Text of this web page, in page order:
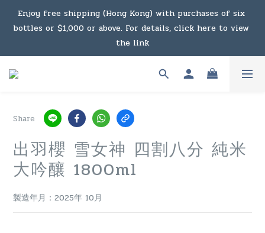
Under the law of Hong Kong, intoxicating liquor must not
be sold or supplied to a minor in the course of business.
Enjoy free shipping (Hong Kong) with purchases of six
bottles or $1,000 or above. For details, click here to view
the link
Enjoy free shipping (Macau) with purchases of $2,000 or
be sold or supplied to a minor in the course of business.
Share
出羽櫻 雪女神 四割八分 純米
大吟釀 1800ml
製造年月：2025年 10月